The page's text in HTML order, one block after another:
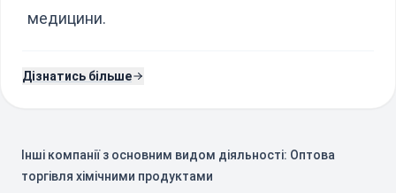
медицини.
Дізнатись більше
Інші компанії з основним видом діяльності: Оптова
торгівля хімічними продуктами